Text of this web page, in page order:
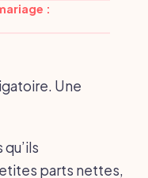
:
Une
parts nettes,